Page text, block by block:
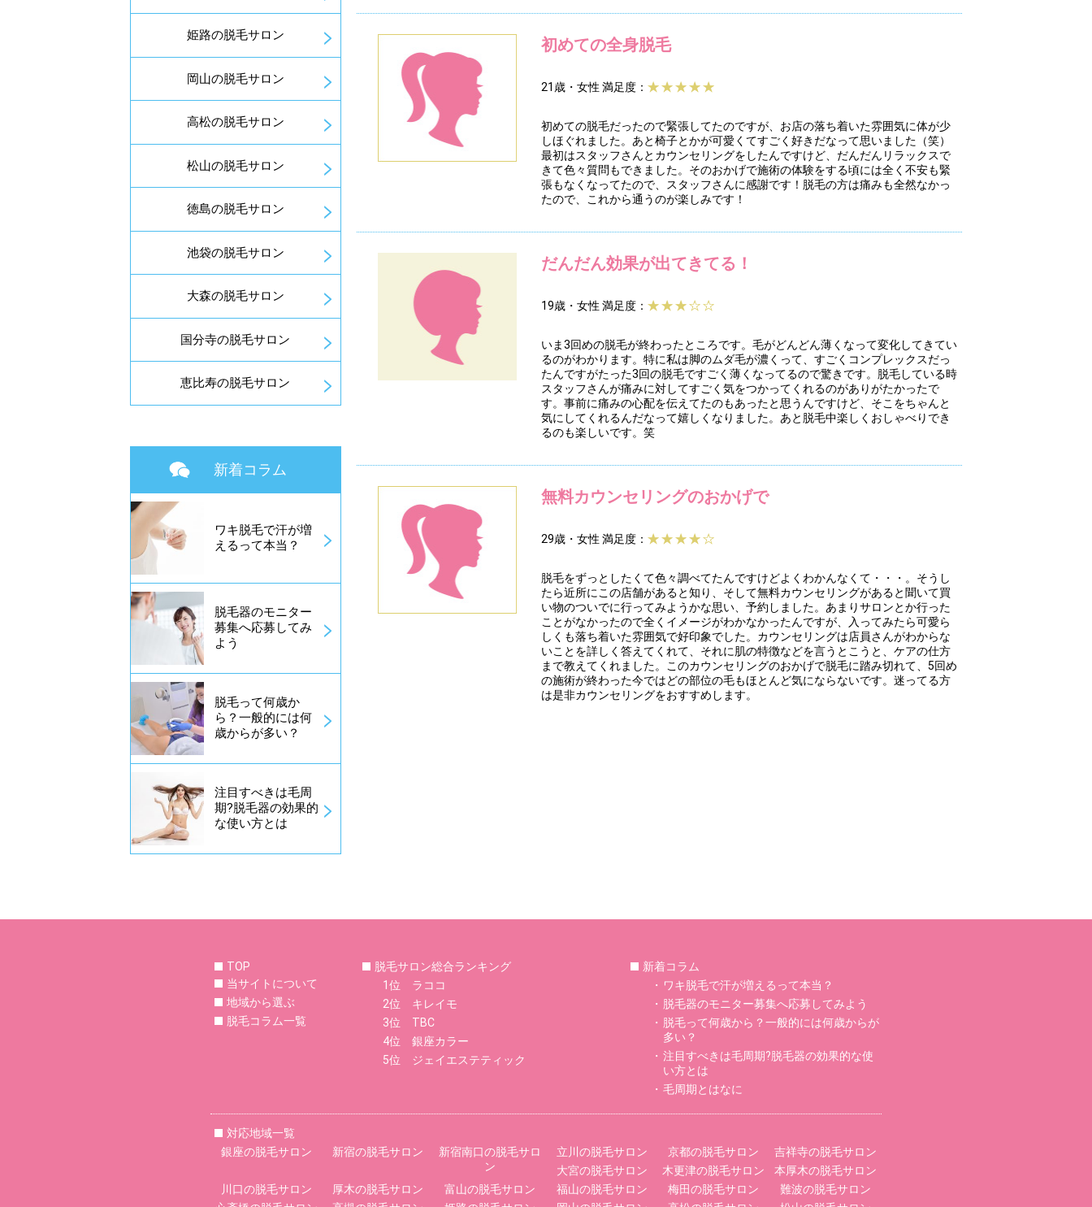
初めての全身脱毛
21歳・女性 満足度：
初めての脱毛だったので緊張してたのですが、お店の落ち着いた雰囲気に体が少
しほぐれました。あと椅子とかが可愛くてすごく好きだなって思いました（笑）
最初はスタッフさんとカウンセリングをしたんですけど、だんだんリラックスで
きて色々質問もできました。そのおかげで施術の体験をする頃には全く不安も緊
張もなくなってたので、スタッフさんに感謝です！脱毛の方は痛みも全然なかっ
たので、これから通うのが楽しみです！
だんだん効果が出てきてる！
19歳・女性 満足度：
いま3回めの脱毛が終わったところです。毛がどんどん薄くなって変化してきてい
るのがわかります。特に私は脚のムダ毛が濃くって、すごくコンプレックスだっ
たんですがたった3回の脱毛ですごく薄くなってるので驚きです。脱毛している時
スタッフさんが痛みに対してすごく気をつかってくれるのがありがたかったで
す。事前に痛みの心配を伝えてたのもあったと思うんですけど、そこをちゃんと
気にしてくれるんだなって嬉しくなりました。あと脱毛中楽しくおしゃべりでき
るのも楽しいです。笑
無料カウンセリングのおかげで
29歳・女性 満足度：
脱毛をずっとしたくて色々調べてたんですけどよくわかんなくて・・・。そうし
たら近所にこの店舗があると知り、そして無料カウンセリングがあると聞いて買
い物のついでに行ってみようかな思い、予約しました。あまりサロンとか行った
ことがなかったので全くイメージがわかなかったんですが、入ってみたら可愛ら
しくも落ち着いた雰囲気で好印象でした。カウンセリングは店員さんがわからな
いことを詳しく答えてくれて、それに肌の特徴などを言うとこうと、ケアの仕方
まで教えてくれました。このカウンセリングのおかげで脱毛に踏み切れて、5回め
の施術が終わった今ではどの部位の毛もほとんど気にならないです。迷ってる方
は是非カウンセリングをおすすめします。
姫路の脱毛サロン
岡山の脱毛サロン
高松の脱毛サロン
松山の脱毛サロン
徳島の脱毛サロン
池袋の脱毛サロン
大森の脱毛サロン
国分寺の脱毛サロン
恵比寿の脱毛サロン
新着コラム
ワキ脱毛で汗が増
えるって本当？
脱毛器のモニター
募集へ応募してみ
よう
脱毛って何歳か
ら？一般的には何
歳からが多い？
注目すべきは毛周
期?脱毛器の効果的
な使い方とは
TOP
当サイトについて
地域から選ぶ
脱毛コラム一覧
脱毛サロン総合ランキング
1位 ラココ
2位 キレイモ
3位 TBC
4位 銀座カラー
5位 ジェイエステティック
新着コラム
ワキ脱毛で汗が増えるって本当？
脱毛器のモニター募集へ応募してみよう
脱毛って何歳から？一般的には何歳からが
多い？
注目すべきは毛周期?脱毛器の効果的な使
い方とは
毛周期とはなに
対応地域一覧
銀座の脱毛サロン
新宿の脱毛サロン
新宿南口の脱毛サロ
ン
立川の脱毛サロン 京都の脱毛サロン
吉祥寺の脱毛サロン
大宮の脱毛サロン
木更津の脱毛サロン
本厚木の脱毛サロン
川口の脱毛サロン
厚木の脱毛サロン 富山の脱毛サロン 福山の脱毛サロン 梅田の脱毛サロン
難波の脱毛サロン